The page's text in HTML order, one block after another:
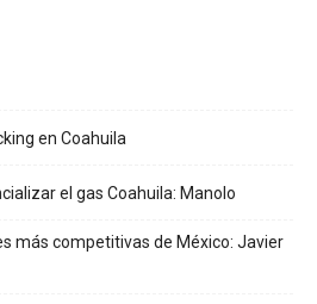
en Coahuila
el gas Coahuila: Manolo
más competitivas de México: Javier